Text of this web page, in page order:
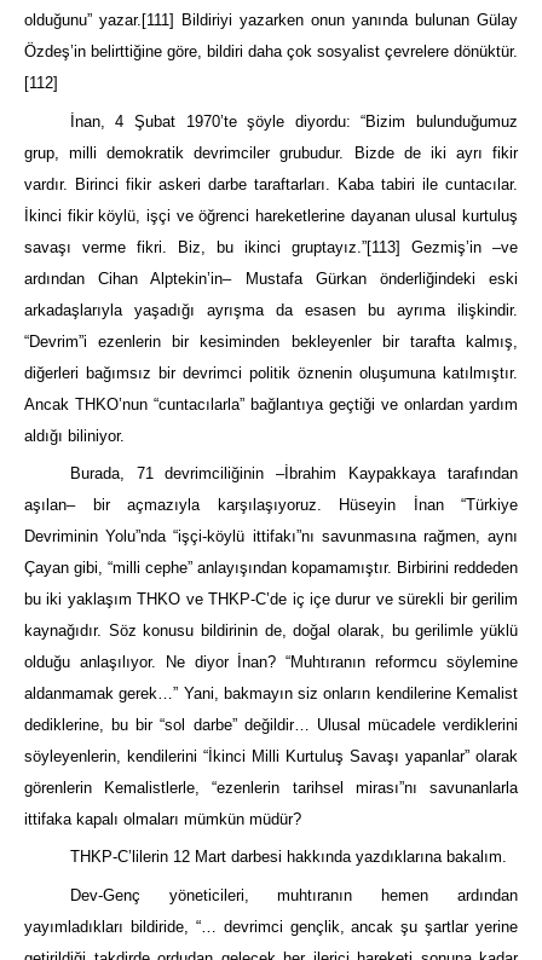
olduğunu” yazar. [111]
Bildiriyi yazarken onun yanında bulunan Gülay
Özdeş’in belirttiğine göre, bildiri daha çok sosyalist çevrelere dönüktür.
[112]
İnan, 4 Şubat 1970’te şöyle diyordu: “Bizim bulunduğumuz
grup, milli demokratik devrimciler grubudur. Bizde de iki ayrı fikir
vardır. Birinci fikir askeri darbe taraftarları. Kaba tabiri ile cuntacılar.
İkinci fikir köylü, işçi ve öğrenci hareketlerine dayanan ulusal kurtuluş
savaşı verme fikri. Biz, bu ikinci gruptayız.”[113]
Gezmiş’in –ve
ardından Cihan Alptekin’in– Mustafa Gürkan önderliğindeki eski
arkadaşlarıyla yaşadığı ayrışma da esasen bu ayrıma ilişkindir.
“Devrim”i ezenlerin bir kesiminden bekleyenler bir tarafta kalmış,
diğerleri bağımsız bir devrimci politik öznenin oluşumuna katılmıştır.
Ancak THKO’nun “cuntacılarla” bağlantıya geçtiği ve onlardan yardım
aldığı biliniyor.
Burada, 71 devrimciliğinin –İbrahim Kaypakkaya tarafından
aşılan– bir açmazıyla karşılaşıyoruz. Hüseyin İnan “Türkiye
Devriminin Yolu”nda “işçi-köylü ittifakı”nı savunmasına rağmen, aynı
Çayan gibi, “milli cephe” anlayışından kopamamıştır. Birbirini reddeden
bu iki yaklaşım THKO ve THKP-C’de iç içe durur ve sürekli bir gerilim
kaynağıdır. Söz konusu bildirinin de, doğal olarak, bu gerilimle yüklü
olduğu anlaşılıyor. Ne diyor İnan? “Muhtıranın reformcu söylemine
aldanmamak gerek…” Yani, bakmayın siz onların kendilerine Kemalist
dediklerine, bu bir “sol darbe” değildir… Ulusal mücadele verdiklerini
söyleyenlerin, kendilerini “İkinci Milli Kurtuluş Savaşı yapanlar” olarak
görenlerin Kemalistlerle, “ezenlerin tarihsel mirası”nı savunanlarla
ittifaka kapalı olmaları mümkün müdür?
THKP-C’lilerin 12 Mart darbesi hakkında yazdıklarına bakalım.
Dev-Genç yöneticileri, muhtıranın hemen ardından
yayımladıkları bildiride, “… devrimci gençlik, ancak şu şartlar yerine